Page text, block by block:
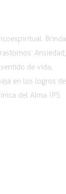
Brinda
Ansiedad,
de vida,
en los logros de
del Alma IPS.